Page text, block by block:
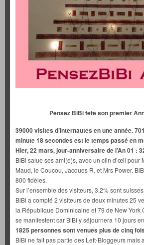
Pensez BiBi fête son premier
39000 visites d’Internautes en une année.
minute 18 secondes est le temps passé en
Hier, 22 mars, jour-anniversaire de l’An 01 :
BiBi salue ses ami(e)s, avec un clin d’œil pour
Maud, le Coucou, Jacques R. et Mrs Power.
800 fidèles.
Sur l’ensemble des visiteurs, 3,2% sont
BiBi a compté 2 visiteurs de deux minutes 25
la République Dominicaine et 79 de New York
se manifestent car BiBi y séjournera 10 jours
1825 personnes sont venues plus de cinq
BiBi ne fait pas partie des Left-Bloggeurs mais